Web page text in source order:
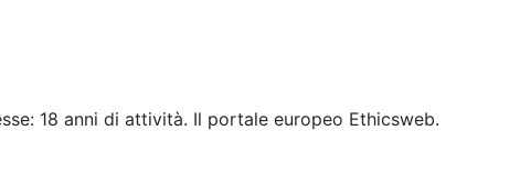
18 anni di attività. Il portale europeo Ethicsweb.